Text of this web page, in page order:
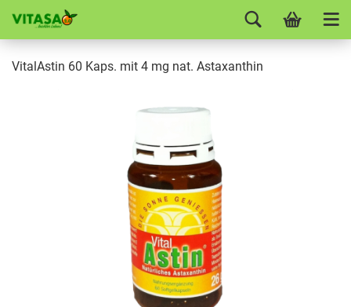
VitalAstin 60 Kaps. mit 4 mg nat. Astaxanthin